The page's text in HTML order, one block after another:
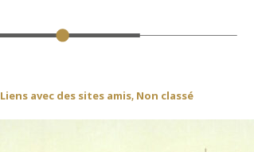
Liens avec des sites amis, Non classé